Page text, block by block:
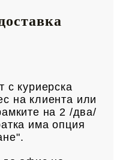
с куриерска
на клиента или
на 2 /два/
има опция